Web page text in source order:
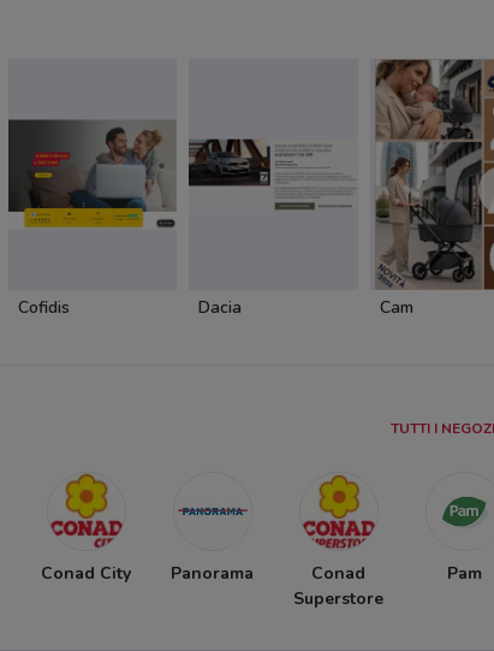
Cofidis Dacia Cam
TUTTI I NEGOZI
Conad City Panorama
Conad
Superstore
Pam